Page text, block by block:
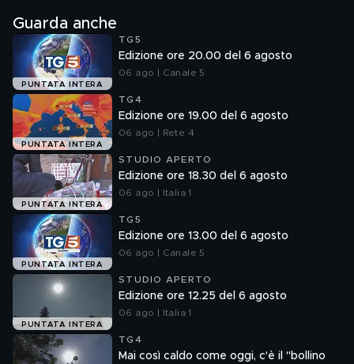
Guarda anche
PUNTATA INTERA
TG5
Edizione ore 20.00 del 6 agosto
06 ago | Canale 5
PUNTATA INTERA
TG4
Edizione ore 19.00 del 6 agosto
06 ago | Rete 4
PUNTATA INTERA
STUDIO APERTO
Edizione ore 18.30 del 6 agosto
06 ago | Italia 1
PUNTATA INTERA
TG5
Edizione ore 13.00 del 6 agosto
06 ago | Canale 5
PUNTATA INTERA
STUDIO APERTO
Edizione ore 12.25 del 6 agosto
06 ago | Italia 1
TG4
Mai così caldo come oggi, c'è il "bollino